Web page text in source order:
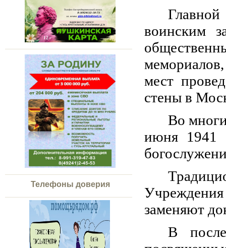
Телефоны доверия
воинским
мест
стены в
Во
июня 1941
заменяют
В